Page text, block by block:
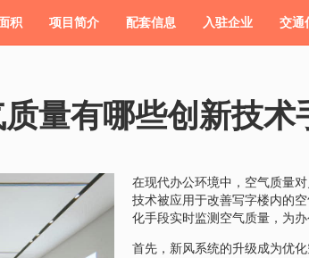
积 项目简介 配套信息 入驻企业 交通
量有哪些创新技术
在现代办公环境中，空气质量
技术被应用于改善写字楼内的
化手段实时监测空气质量，为
首先，新风系统的升级成为优